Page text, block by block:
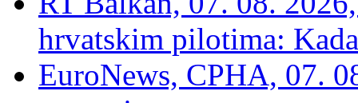
hrvatskim pilotima:
EuroNews, СРНА, 07.